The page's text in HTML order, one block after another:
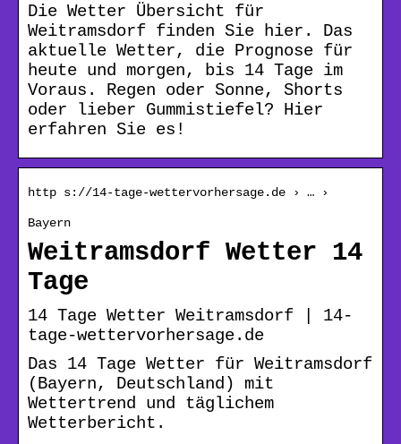
Die Wetter Übersicht für
Weitramsdorf finden Sie hier. Das
aktuelle Wetter, die Prognose für
heute und morgen, bis 14 Tage im
Voraus. Regen oder Sonne, Shorts
oder lieber Gummistiefel? Hier
erfahren Sie es!
http s://14-tage-wettervorhersage.de › … ›
Bayern
Weitramsdorf Wetter 14
Tage
14 Tage Wetter Weitramsdorf | 14-
tage-wettervorhersage.de
Das 14 Tage Wetter für Weitramsdorf
(Bayern, Deutschland) mit
Wettertrend und täglichem
Wetterbericht.